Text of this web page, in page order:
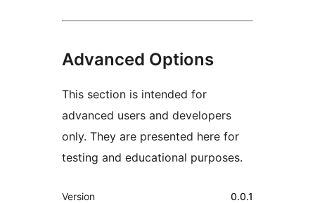
Advanced Options
This section is intended for
advanced users and developers
only. They are presented here for
testing and educational purposes.
Meta
Version 0.0.1